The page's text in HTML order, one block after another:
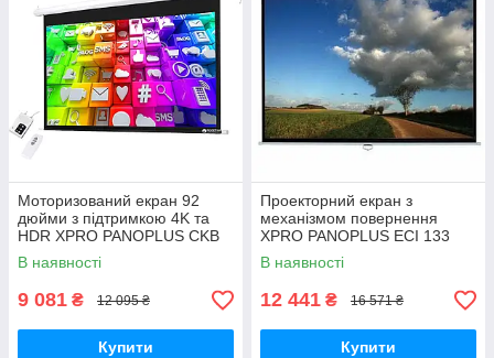
Моторизований екран 92
дюйми з підтримкою 4K та
HDR XPRO PANOPLUS CKB
(TLS-7_6430)
В наявності
9 081 ₴ 12 095 ₴
Купити
Проекторний екран з
механізмом повернення
XPRO PANOPLUS ECI 133
дюйми 16:9 (SNM-11_8270)
В наявності
12 441 ₴ 16 571 ₴
Купити